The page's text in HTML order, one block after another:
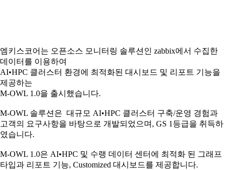
엠키스코어는 오픈소스 모니터링 솔루션인 zabbix에서 수집한
데이터를 이용하여
AI•HPC 클러스터 환경에 최적화된 대시보드 및 리포트 기능을
제공하는
M-OWL 1.0을 출시했습니다.
M-OWL 솔루션은 대규모 AI•HPC 클러스터 구축/운영 경험과
고객의 요구사항을 바탕으로 개발되었으며, GS 1등급을 취득하
였습니다.
M-OWL 1.0은 AI•HPC 및 수랭 데이터 센터에 최적화 된 그래프
타입과 리포트 기능, Customized 대시보드를 제공합니다.